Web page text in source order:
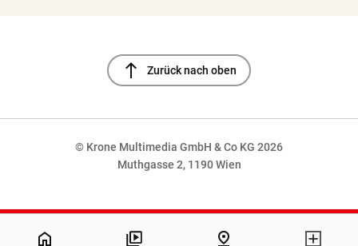
north Zurück nach oben
© Krone Multimedia GmbH & Co KG 2026
Muthgasse 2, 1190 Wien
home pin_drop
NaN%